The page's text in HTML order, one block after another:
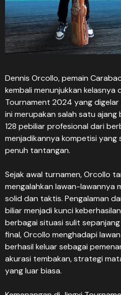
Dennis Orcollo, pemain
kembali menunjukkan kelasnya
Tournament 2024 yang digelar
ini merupakan salah satu
128 pebiliar profesional dari
menjadikannya kompetisi
penuh tantangan.
Sejak awal turnamen, Orcollo
mengalahkan lawan-lawannya
solid dan taktis. Pengalaman
biliar menjadi kunci
berbagai situasi sulit
final, Orcollo menghadapi
berhasil keluar sebagai
akurasi tembakan, strategi
yang luar biasa.